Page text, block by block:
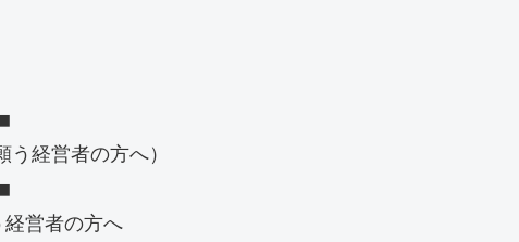
経営者の方へ）
営者の方へ